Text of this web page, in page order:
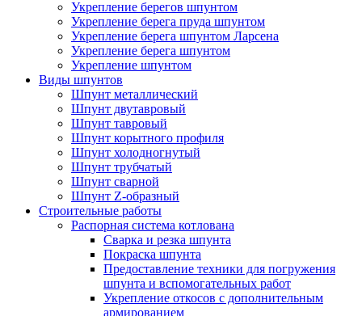
Укрепление берегов шпунтом
Укрепление берега пруда шпунтом
Укрепление берега шпунтом Ларсена
Укрепление берега шпунтом
Укрепление шпунтом
Виды шпунтов
Шпунт металлический
Шпунт двутавровый
Шпунт тавровый
Шпунт корытного профиля
Шпунт холодногнутый
Шпунт трубчатый
Шпунт сварной
Шпунт Z-образный
Строительные работы
Распорная система котлована
Сварка и резка шпунта
Покраска шпунта
Предоставление техники для погружения
шпунта и вспомогательных работ
Укрепление откосов с дополнительным
армированием